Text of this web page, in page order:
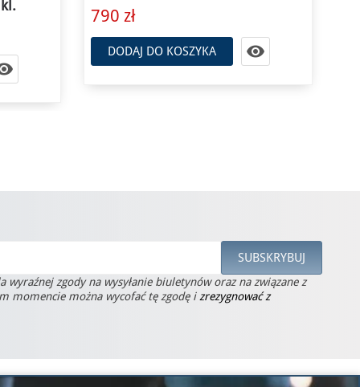
210 zł
DODAJ DO KOSZYKA 
zgody na wysyłanie biuletynów oraz na związane z
momencie można wycofać tę zgodę i zrezygnować z